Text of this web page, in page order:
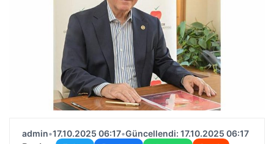
admin•17.10.2025 06:17•Güncellendi: 17.10.2025 06:17